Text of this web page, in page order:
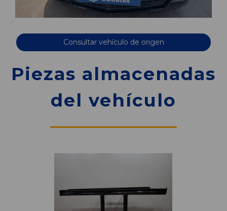
Consultar vehículo de origen
Piezas almacenadas
del vehículo